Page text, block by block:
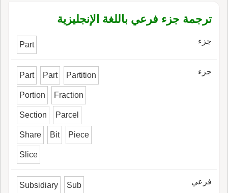
ترجمة جزء فرعي باللغة الإنجليزية
جزء Part
جزء Part Part Partition
Portion Fraction
Section Parcel
Share Bit Piece
Slice
فرعي Subsidiary Sub